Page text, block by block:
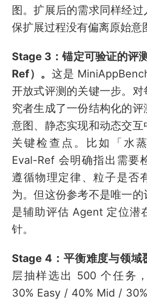
图。扩展后的需求同样经
保扩展过程没有偏离原始意
Stage 3：锚定可验证的评
Ref）。 这是
开放式评测的关键一步。对
究者生成了一份结构化的评
意图、静态实现和动态交互
关键检查点。比如「水
Eval-Ref 会明确指出需要
遵循物理定律、粒子是否
为。但这份参考不是唯一的
是辅助评估 Agent 定位潜
针。
Stage 4：平衡难度与领域
层抽样选出 500 个任务
30% Easy / 40% Mid /